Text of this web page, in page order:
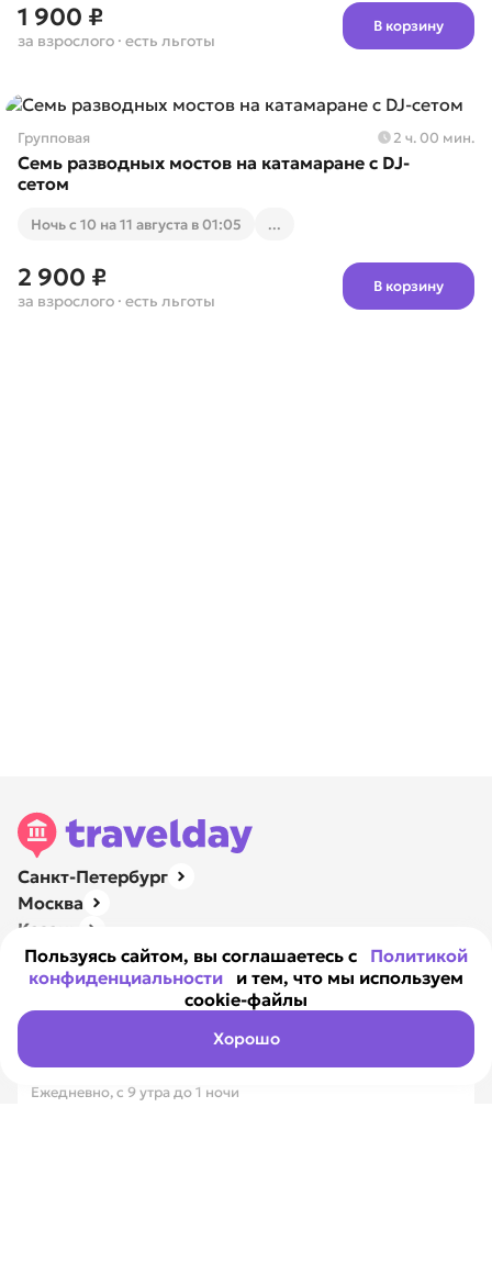
1 900 ₽
за взрослого · есть льготы
В корзину
Групповая 2 ч. 00 мин.
Семь разводных мостов на катамаране с DJ-
сетом
Ночь с 10 на 11 августа в 01:05 ...
2 900 ₽
за взрослого · есть льготы
В корзину
Пользуясь сайтом, вы соглашаетесь с Политикой
конфиденциальности и тем, что мы используем
cookie-файлы
Хорошо
Санкт-Петербург
Москва
Казань
Нижний Новгород
Ярославль
Навигация
О компании
Контакты
Ежедневно, с 9 утра до 1 ночи